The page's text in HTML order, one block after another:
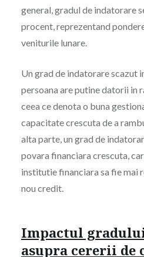
general, gradul de indatorare
procent, reprezentand
veniturile lunare.
Un grad de indatorare scazut
persoana are putine datorii in
ceea ce denota o buna
capacitate crescuta de a
alta parte, un grad de
povara financiara crescuta,
institutie financiara sa fie mai
nou credit.
Impactul
asupra cererii de